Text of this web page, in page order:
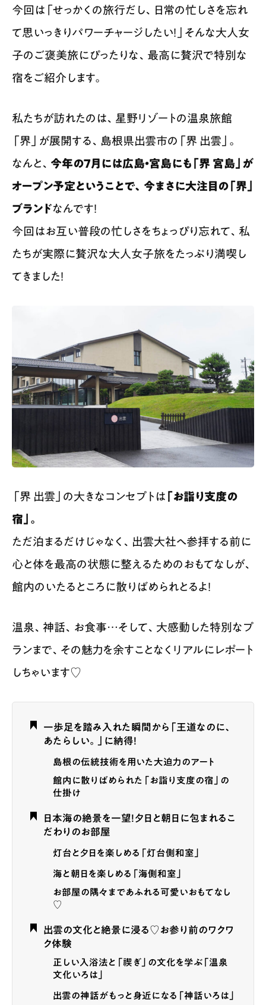
今回は「せっかくの旅行だし、日常の忙しさを忘れ
て思いっきりパワーチャージしたい！」そんな大人女
子のご褒美旅にぴったりな、最高に贅沢で特別な
宿をご紹介します。
私たちが訪れたのは、星野リゾートの温泉旅館
「界」が展開する、島根県出雲市の「界 出雲」。
なんと、 今年の7月には広島・宮島にも「界 宮島」が
オープン予定ということで、今まさに大注目の「界」
ブランドなんです！
今回はお互い普段の忙しさをちょっぴり忘れて、私
たちが実際に贅沢な大人女子旅をたっぷり満喫し
てきました！
「界 出雲」の大きなコンセプトは 「お詣り支度の
宿」。
ただ泊まるだけじゃなく、出雲大社へ参拝する前に
心と体を最高の状態に整えるためのおもてなしが、
館内のいたるところに散りばめられとるよ！
温泉、神話、お食事…そして、大感動した特別なプ
ランまで、その魅力を余すことなくリアルにレポート
しちゃいます♡
一歩足を踏み入れた瞬間から「王道なのに、
あたらしい。」に納得！
島根の伝統技術を用いた大迫力のアート
館内に散りばめられた「お詣り支度の宿」の
仕掛け
日本海の絶景を一望！夕日と朝日に包まれるこ
だわりのお部屋
灯台と夕日を楽しめる「灯台側和室」
海と朝日を楽しめる「海側和室」
お部屋の隅々まであふれる可愛いおもてなし
♡
出雲の文化と絶景に浸る♡お参り前のワクワ
ク体験
正しい入浴法と「禊ぎ」の文化を学ぶ「温泉
文化いろは」
出雲の神話がもっと身近になる「神話いろは」